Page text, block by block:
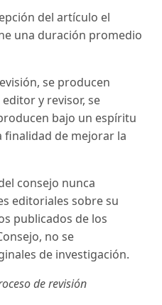
del artículo el
una duración promedio
se producen
y revisor, se
bajo un espíritu
de mejorar la
consejo nunca
editoriales sobre su
publicados de los
no se
de investigación.
de revisión